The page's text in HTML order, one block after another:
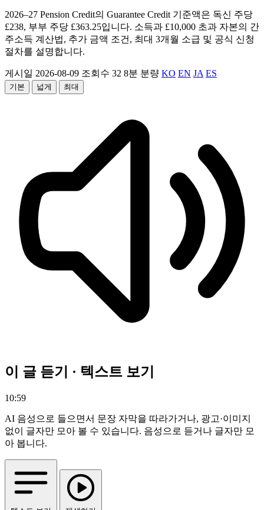
2026–27 Pension Credit의 Guarantee Credit 기준액은 독신 주당
£238, 부부 주당 £363.25입니다. 소득과 £10,000 초과 자본의 간
주소득 계산법, 추가 금액 조건, 최대 3개월 소급 및 공식 신청
절차를 설명합니다.
게시일 2026-08-09 조회수 32 8분 분량 KO EN JA ES
기본 넓게 최대
이 글 듣기 · 텍스트 보기
10:59
AI 음성으로 들으면서 문장 자막을 따라가거나, 광고·이미지
없이 글자만 모아 볼 수 있습니다. 음성으로 듣거나 글자만 모
아 봅니다.